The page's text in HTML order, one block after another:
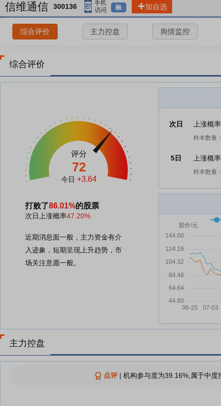
信维通信 300136 融 加自选
综合评价 主力控盘 舆情监控
综合评价
评分
72
今日 +3.64
打败了86.01%的股票
次日上涨概率47.20%
近期消息面一般，主力资金有介
入迹象，短期呈现上升趋势，市
场关注意愿一般。
次日 上涨概
样本数量
5日 上涨概
样本数量
主力控盘
点评| 机构参与度为39.16%,属于中